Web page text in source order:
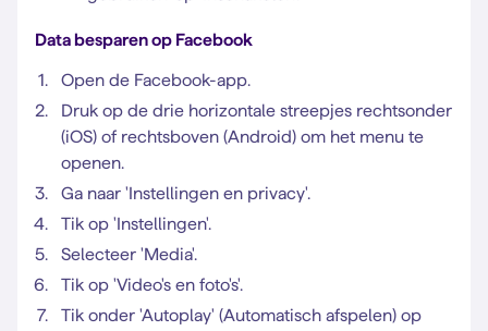
Data besparen op Facebook
Open de Facebook-app.
Druk op de drie horizontale streepjes rechtsonder
(iOS) of rechtsboven (Android) om het menu te
openen.
Ga naar 'Instellingen en privacy'.
Tik op 'Instellingen'.
Selecteer 'Media'.
Tik op 'Video's en foto's'.
Tik onder 'Autoplay' (Automatisch afspelen) op